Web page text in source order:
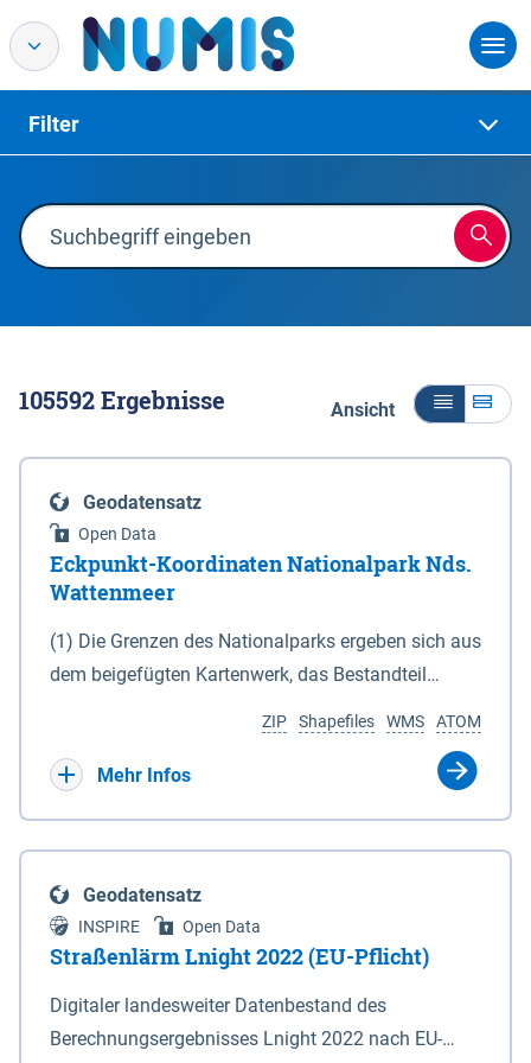
Filter
105592Ergebnisse Ansicht
Geodatensatz
Open Data
Eckpunkt-Koordinaten Nationalpark Nds.
Wattenmeer
(1) Die Grenzen des Nationalparks ergeben sich aus
dem beigefügten Kartenwerk, das Bestandteil
(DTK) im Maßstab 1 : 100 000 (Anlage 2), 2.
verkleinerte Amtliche Karte 1 : 5 000 (AK5) im
projizierte Koordinaten im Europäischen
Terrestrischen Referenzsystem 1989 (ETRS 89) mit
der Universalen Transversalen Mercator-Abbildung
bezogen auf die Zone 32 N (UTM 32N) dargestellt
(Anlage 4); Gleiches gilt für die geografischen
ATOM
WMS
Shapefiles
ZIP
Mehr Infos
Geodatensatz
INSPIRE Open Data
Straßenlärm Lnight 2022 (EU-Pflicht)
Digitaler landesweiter Datenbestand des
Berechnungsergebnisses Lnight 2022 nach EU-